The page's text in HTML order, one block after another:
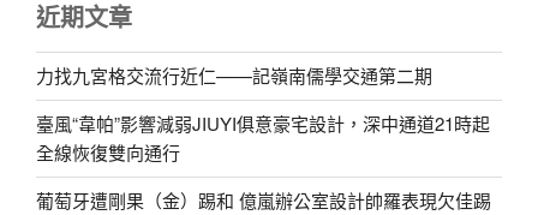
近期文章
力找九宮格交流行近仁——記嶺南儒學交通第二期
臺風“韋帕”影響減弱JIUYI俱意豪宅設計，深中通道21時起
全線恢復雙向通行
葡萄牙遭剛果（金）踢和 億嵐辦公室設計帥羅表現欠佳踢